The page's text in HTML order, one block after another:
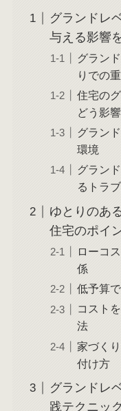
グランドレ
与える影響
グラン
りでの
住宅の
どう影
グラン
環境
グラン
るトラ
ゆとりのあ
住宅のポイ
ローコ
係
低予算
コスト
法
家づく
付け方
グランドレ
践テクニック